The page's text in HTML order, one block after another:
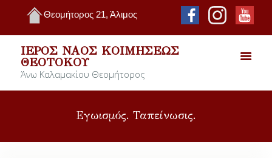
Θεομήτορος 21, Άλιμος
ΙΕΡΌΣ ΝΑΌΣ ΚΟΙΜΉΣΕΩΣ
ΘΕΟΤΌΚΟΥ
Άνω Καλαμακίου Θεομήτορος
Εγωισμός. Ταπείνωσις.